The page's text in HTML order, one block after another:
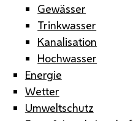
Gewässer
Trinkwasser
Kanalisation
Hochwasser
Energie
Wetter
Umweltschutz